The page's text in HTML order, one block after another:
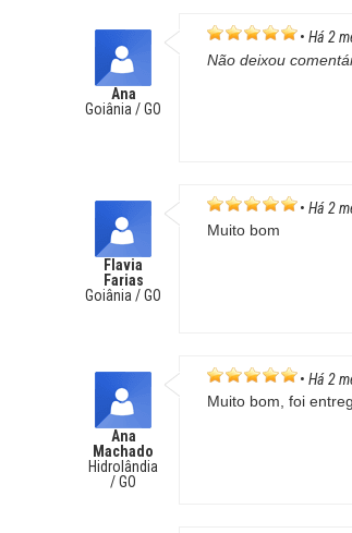
Ana
Goiânia / GO
• Há 2
Não deixou
Flavia
Farias
Goiânia / GO
• Há 2
Muito bom
Ana
Machado
Hidrolândia
/ GO
• Há 2
Muito bom, foi